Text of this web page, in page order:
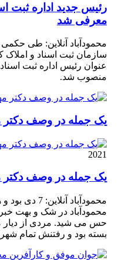
رئیس جدید اداره ثبت
معرفی شد
محمودآباد آنلاین: طی
سازمان ثبت اسناد و
عنوان رئیس اداره ثبت
منصوب شد.
یک جمله در وصف دکتر
2021
یک جمله در وصف دکتر
محمودآباد
محمودآباد در شک و بهت
حس می شید. مردی از دیار
بسته بود و رفتنش تمام